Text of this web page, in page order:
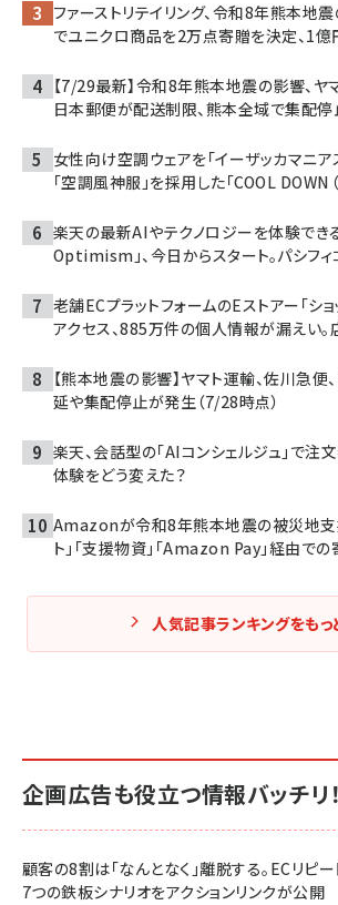
ファーストリテイリング、令和8年熊本地
でユニクロ商品を2万点寄贈を決定、1
【7/29最新】令和8年熊本地震の影響、ヤ
日本郵便が配送制限、熊本全域で集配
女性向け空調ウェアを「イーザッカマニア
「空調風神服」を採用した「COOL DOWN
楽天の最新AIやテクノロジーを体験でき
Optimism」、今日からスタート。パシフ
老舗ECプラットフォームのEストアー「シ
アクセス、885万件の個人情報が漏えい
【熊本地震の影響】ヤマト運輸、佐川急
延や集配停止が発生（7/28時点）
楽天、会話型の「AIコンシェルジュ」で注
体験をどう変えた？
Amazonが令和8年熊本地震の被災地支
ト」「支援物資」「Amazon Pay」経由で
人気記事ランキングをもっ
企画広告も役立つ情報バッチリ！
顧客の8割は「なんとなく」離脱する。ECリピ
7つの鉄板シナリオをアクションリンクが公開